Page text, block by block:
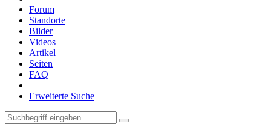
Forum
Standorte
Bilder
Videos
Artikel
Seiten
FAQ
Erweiterte Suche